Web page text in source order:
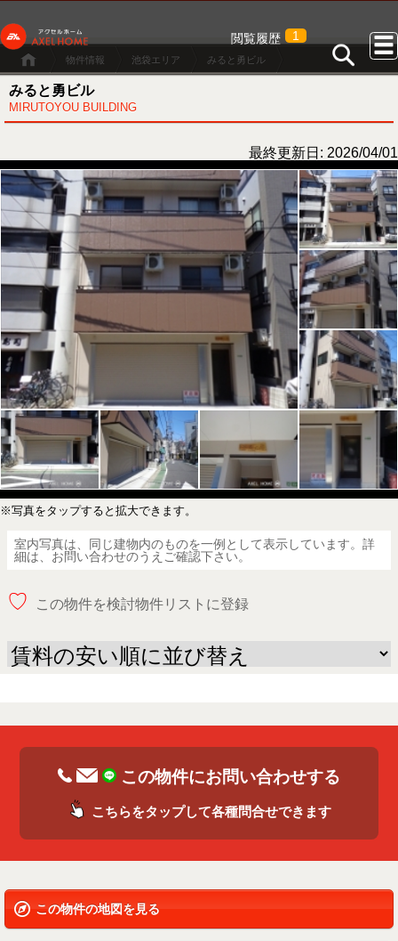
閲覧履歴 1
物件情報 池袋エリア みると勇ビル
みると勇ビル
MIRUTOYOU BUILDING
最終更新日: 2026/04/01
※写真をタップすると拡大できます。
室内写真は、同じ建物内のものを一例として表示しています。詳
細は、お問い合わせのうえご確認下さい。
♡ この物件を検討物件リストに登録
この物件にお問い合わせする
こちらをタップして各種問合せできます
この物件の地図を見る